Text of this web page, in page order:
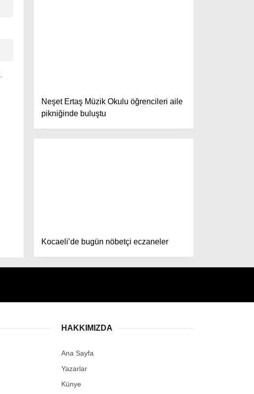
Neşet Ertaş Müzik Okulu öğrencileri aile
pikniğinde buluştu
Kocaeli’de bugün nöbetçi eczaneler
HAKKIMIZDA
Ana Sayfa
Yazarlar
Künye